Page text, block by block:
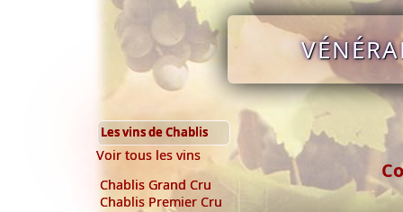
Les vins de Chablis
Voir tous les vins
Chablis Grand Cru
Chablis Premier Cru